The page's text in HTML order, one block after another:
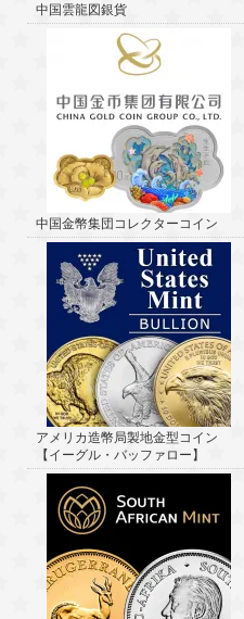
中国雲龍図銀貨
中国金幣集団コレクターコイン
アメリカ造幣局製地金型コイン
【イーグル・バッファロー】